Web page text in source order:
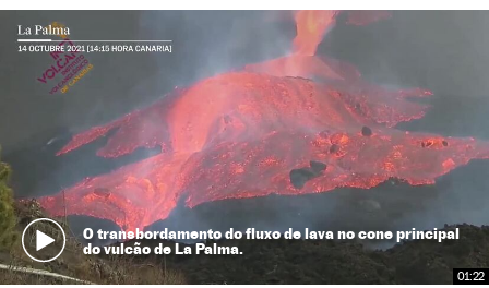
01:22
O transbordamento do fluxo de lava no cone principal
do vulcão de La Palma.